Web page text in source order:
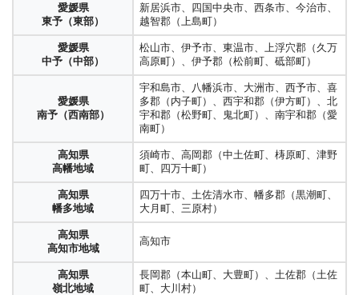
愛媛県
東予（東部）
新居浜市、四国中央市、西条市、今治市、
越智郡（上島町）
愛媛県
中予（中部）
松山市、伊予市、東温市、上浮穴郡（久万
高原町）、伊予郡（松前町、砥部町）
愛媛県
南予（西南部）
宇和島市、八幡浜市、大洲市、西予市、喜
多郡（内子町）、西宇和郡（伊方町）、北
宇和郡（松野町、鬼北町）、南宇和郡（愛
南町）
高知県
高幡地域
須崎市、高岡郡（中土佐町、梼原町、津野
町、四万十町）
高知県
幡多地域
四万十市、土佐清水市、幡多郡（黒潮町、
大月町、三原村）
高知県
高知市地域
高知市
高知県
嶺北地域
長岡郡（本山町、大豊町）、土佐郡（土佐
町、大川村）